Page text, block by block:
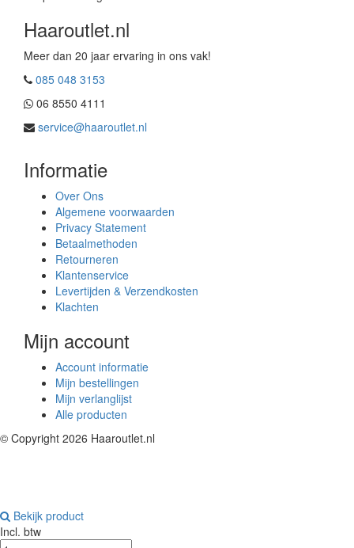
Haaroutlet.nl
Meer dan 20 jaar ervaring in ons vak!
085 048 3153
06 8550 4111
service@haaroutlet.nl
Informatie
Over Ons
Algemene voorwaarden
Privacy Statement
Betaalmethoden
Retourneren
Klantenservice
Levertijden & Verzendkosten
Klachten
Mijn account
Account informatie
Mijn bestellingen
Mijn verlanglijst
Alle producten
© Copyright 2026 Haaroutlet.nl
Bekijk product
Incl. btw